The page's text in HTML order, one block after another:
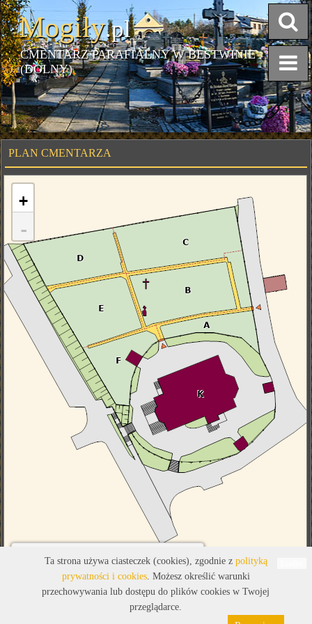
Mogiły.pl
CMENTARZ PARAFIALNY W BESTWINIE
(DOLNY)
PLAN CMENTARZA
+
-
Ta strona używa ciasteczek (cookies), zgodnie z polityką
prywatności i cookies. Możesz określić warunki
przechowywania lub dostępu do plików cookies w Twojej
przeglądarce.